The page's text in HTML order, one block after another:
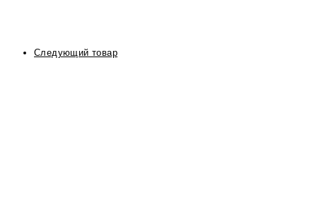
Следующий товар